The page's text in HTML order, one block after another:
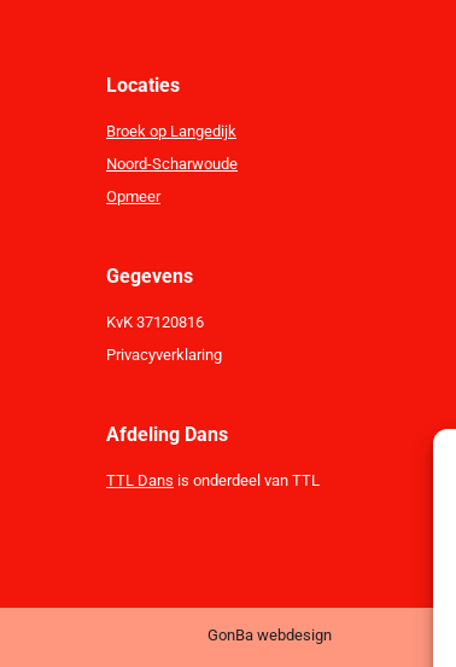
Locaties
Broek op Langedijk
Noord-Scharwoude
Opmeer
Gegevens
KvK 37120816
Privacyverklaring
Afdeling Dans
TTL Dans is onderdeel van TTL
GonBa webdesign